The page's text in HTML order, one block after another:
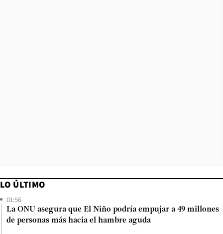
LO ÚLTIMO
01:56
La ONU asegura que El Niño podría empujar a 49 millones
de personas más hacia el hambre aguda